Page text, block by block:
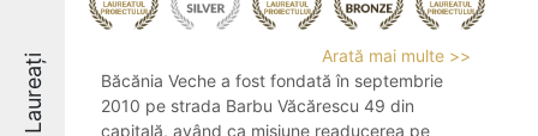
Laureați
Arată mai multe >>
Băcănia Veche a fost fondată în septembrie
2010 pe strada Barbu Văcărescu 49 din
capitală, având ca misiune readucerea pe